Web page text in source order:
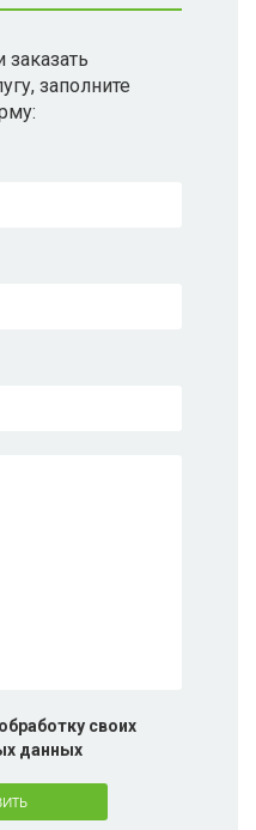
заполните
своих
данных